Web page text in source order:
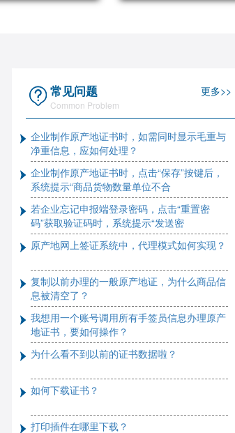
常见问题 更多>>
Common Problem
企业制作原产地证书时，如需同时显示毛重与
净重信息，应如何处理？
企业制作原产地证书时，点击“保存”按键后，
系统提示“商品货物数量单位不合
若企业忘记申报端登录密码，点击“重置密
码”获取验证码时，系统提示“发送密
原产地网上签证系统中，代理模式如何实现？
复制以前办理的一般原产地证，为什么商品信
息被清空了？
我想用一个账号调用所有手签员信息办理原产
地证书，要如何操作？
为什么看不到以前的证书数据啦？
如何下载证书？
打印插件在哪里下载？